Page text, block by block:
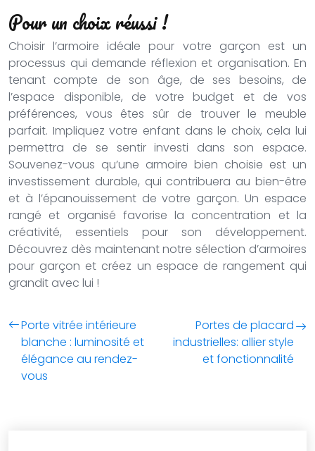
Pour un choix réussi !
Choisir l’armoire idéale pour votre garçon est un
processus qui demande réflexion et organisation. En
tenant compte de son âge, de ses besoins, de
l’espace disponible, de votre budget et de vos
préférences, vous êtes sûr de trouver le meuble
parfait. Impliquez votre enfant dans le choix, cela lui
permettra de se sentir investi dans son espace.
Souvenez-vous qu’une armoire bien choisie est un
investissement durable, qui contribuera au bien-être
et à l’épanouissement de votre garçon. Un espace
rangé et organisé favorise la concentration et la
créativité, essentiels pour son développement.
Découvrez dès maintenant notre sélection d’armoires
pour garçon et créez un espace de rangement qui
grandit avec lui !
Porte vitrée intérieure
blanche : luminosité et
élégance au rendez-
vous
Portes de placard
industrielles: allier style
et fonctionnalité